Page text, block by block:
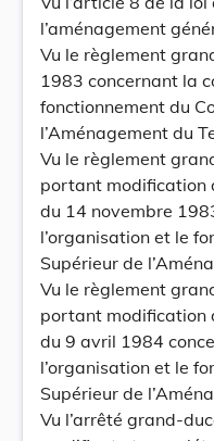
l’aménagement
Vu le règlement
1983 concernant la
fonctionnement du
l’Aménagement du
Vu le règlement
portant modification
du 14 novembre
l’organisation et le
Supérieur de
Vu le règlement
portant modification
du 9 avril 1984
l’organisation et le
Supérieur de
Vu l’arrêté grand-